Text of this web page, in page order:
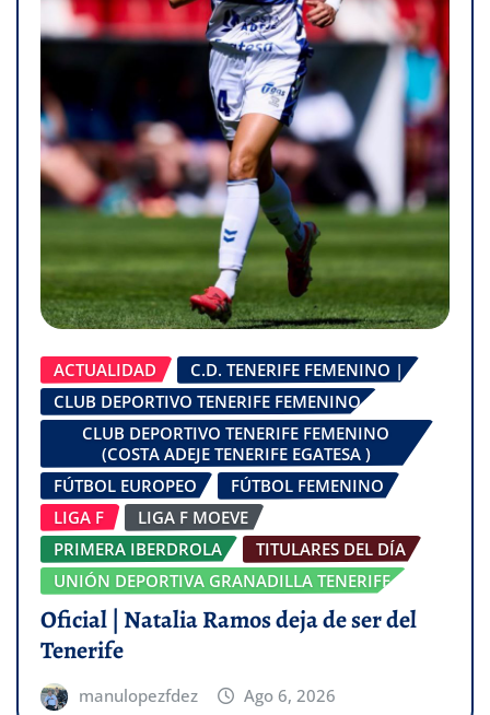
ACTUALIDAD
C.D. TENERIFE FEMENINO |
CLUB DEPORTIVO TENERIFE FEMENINO
CLUB DEPORTIVO TENERIFE FEMENINO
(COSTA ADEJE TENERIFE EGATESA )
FÚTBOL EUROPEO
FÚTBOL FEMENINO
LIGA F
LIGA F MOEVE
PRIMERA IBERDROLA
TITULARES DEL DÍA
UNIÓN DEPORTIVA GRANADILLA TENERIFE
Oficial | Natalia Ramos deja de ser del
Tenerife
manulopezfdez Ago 6, 2026